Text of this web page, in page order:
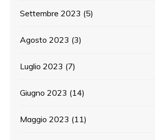
Settembre 2023 (5)
Agosto 2023 (3)
Luglio 2023 (7)
Giugno 2023 (14)
Maggio 2023 (11)